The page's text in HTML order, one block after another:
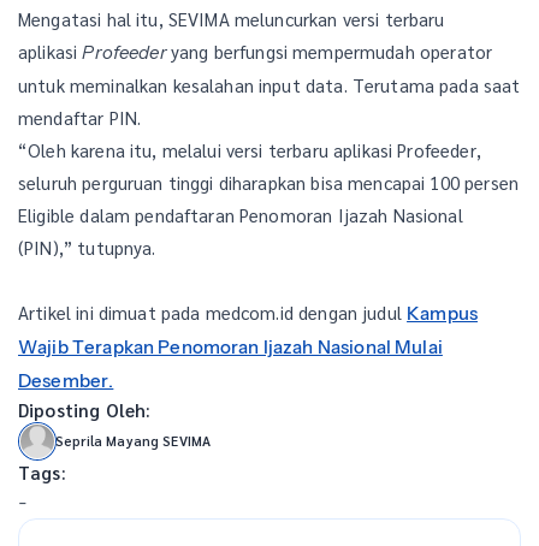
Mengatasi hal itu, SEVIMA meluncurkan versi terbaru
aplikasiProfeederyang berfungsi mempermudah operator
untuk meminalkan kesalahan input data. Terutama pada saat
mendaftar PIN.
“Oleh karena itu, melalui versi terbaru aplikasi Profeeder,
seluruh perguruan tinggi diharapkan bisa mencapai 100 persen
Eligible dalam pendaftaran Penomoran Ijazah Nasional
(PIN),” tutupnya.
Artikel ini dimuat pada medcom.id dengan judul Kampus
Wajib Terapkan Penomoran Ijazah Nasional Mulai
Desember.
Diposting Oleh:
Seprila Mayang SEVIMA
Tags:
-